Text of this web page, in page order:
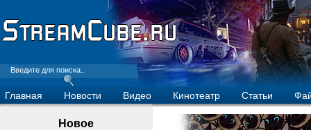
Главная Новости Видео Кинотеатр Статьи
Новое